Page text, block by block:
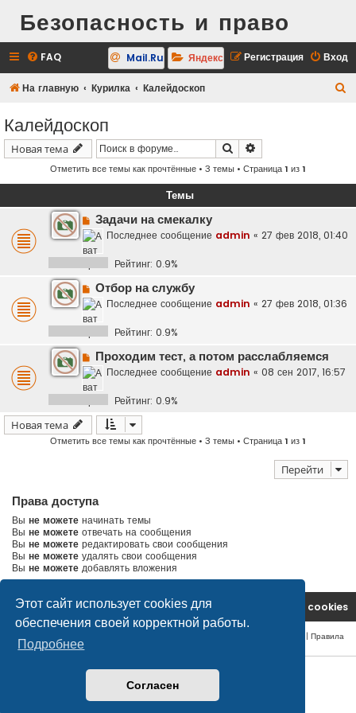
Этот сайт использует cookies для
обеспечения своей корректной работы.
Подробнее
Согласен
Безопасность и право
FAQ Вход
Регистрация
Mail.Ru Яндекс
На главную Курилка Калейдоскоп
Калейдоскоп
Новая тема Поиск
Отметить все темы как прочтённые • 3 темы • Страница1 из1
Темы
Задачи на смекалку
Последнее сообщение admin « 27 фев 2018, 01:40
Рейтинг: 0.9%
Отбор на службу
Последнее сообщение admin « 27 фев 2018, 01:36
Рейтинг: 0.9%
Проходим тест, а потом расслабляемся
Последнее сообщение admin « 08 сен 2017, 16:57
Рейтинг: 0.9%
Новая тема
Отметить все темы как прочтённые • 3 темы • Страница1 из1
Перейти
Права доступа
Вы не можете начинать темы
Вы не можете отвечать на сообщения
Вы не можете редактировать свои сообщения
Вы не можете удалять свои сообщения
Вы не можете добавлять вложения
На главную Удалить cookies
| Правила
© safetlaw.ru - охрана и безопасность, 2013-2026